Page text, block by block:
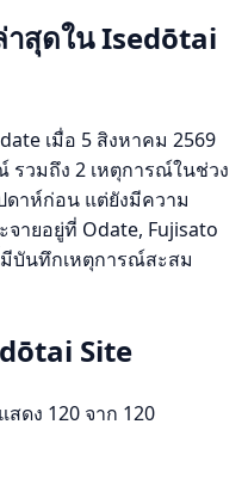
สุดใน Isedōtai
เมื่อ 5 สิงหาคม 2569
รวมถึง 2 เหตุการณ์ในช่วง
ดาห์ก่อน แต่ยังมีความ
ายอยู่ที่ Odate, Fujisato
บันทึกเหตุการณ์สะสม
Site
แสดง 120 จาก 120